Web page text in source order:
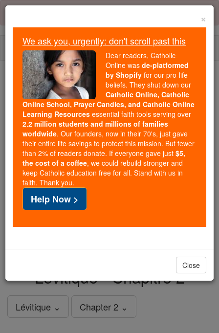
Skip
content
We ask you, urgently: don't scroll past this
Dear readers, Catholic Online
wasde-platformed by Shopify
for our pro-life beliefs. They
shut down ourCatholic
Online, Catholic Online School, Prayer Candles, and
Catholic Online Learning Resourcesessential faith
tools serving over2.2 million students and millions of
families worldwide. Our founders, now in their 70's,
just gave their entire life savings to protect this mission.
But fewer than 2% of readers donate. If everyone gave
just$5, the cost of a coffee, we could rebuild stronger
in faith. Thank you.DONATE TODAY >
Lévitique - Chapitre 2
Lévitique ⌄ Chapter 2 ⌄
×
We ask you, urgently: don't scroll past this
Dear readers, Catholic
Online was de-platformed
by Shopify for our pro-life
beliefs. They shut down our
Catholic Online, Catholic
Online School, Prayer Candles, and Catholic Online
Learning Resources essential faith tools serving over
2.2 million students and millions of families
worldwide. Our founders, now in their 70's, just gave
their entire life savings to protect this mission. But fewer
than 2% of readers donate. If everyone gave just $5,
the cost of a coffee, we could rebuild stronger and
keep Catholic education free for all. Stand with us in
faith. Thank you.
Help Now >
Close